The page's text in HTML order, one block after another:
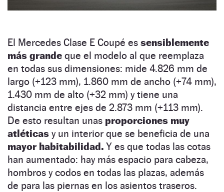
El Mercedes Clase E Coupé es sensiblemente
más grande que el modelo al que reemplaza
en todas sus dimensiones: mide 4.826 mm de
largo (+123 mm), 1.860 mm de ancho (+74 mm),
1.430 mm de alto (+32 mm) y tiene una
distancia entre ejes de 2.873 mm (+113 mm).
De esto resultan unas proporciones muy
atléticas y un interior que se beneficia de una
mayor habitabilidad. Y es que todas las cotas
han aumentado: hay más espacio para cabeza,
hombros y codos en todas las plazas, además
de para las piernas en los asientos traseros.